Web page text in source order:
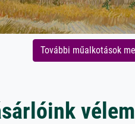
További műalkotások